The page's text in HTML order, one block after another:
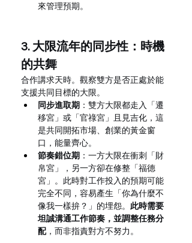
來管理預期。
3. 大限流年的同步性：時機
的共舞
合作講求天時。觀察雙方是否正處於能
支援共同目標的大限。
同步進取期 ：雙方大限都走入「遷
移宮」或「官祿宮」且見吉化，這
是共同開拓市場、創業的黃金窗
口，能量齊心。
節奏錯位期 ：一方大限在衝刺「財
帛宮」，另一方卻在修整「福德
宮」。此時對工作投入的預期可能
完全不同，容易產生「你為什麼不
像我一樣拚？」的埋怨。 此時需要
坦誠溝通工作節奏，並調整任務分
配 ，而非指責對方不努力。